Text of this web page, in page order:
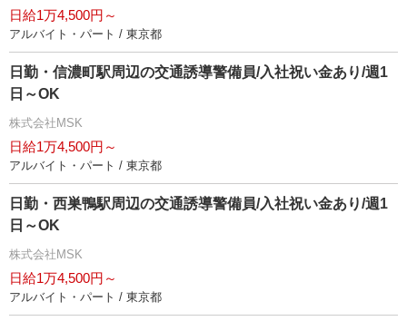
日給1万4,500円～
アルバイト・パート / 東京都
日勤・信濃町駅周辺の交通誘導警備員/入社祝い金あり/週1
日～OK
株式会社MSK
日給1万4,500円～
アルバイト・パート / 東京都
日勤・西巣鴨駅周辺の交通誘導警備員/入社祝い金あり/週1
日～OK
株式会社MSK
日給1万4,500円～
アルバイト・パート / 東京都